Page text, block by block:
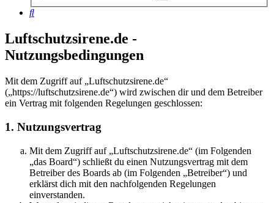
Suche
Luftschutzsirene.de -
Nutzungsbedingungen
Mit dem Zugriff auf „Luftschutzsirene.de“
(„https://luftschutzsirene.de“) wird zwischen dir und dem Betreiber
ein Vertrag mit folgenden Regelungen geschlossen:
1. Nutzungsvertrag
Mit dem Zugriff auf „Luftschutzsirene.de“ (im Folgenden
„das Board“) schließt du einen Nutzungsvertrag mit dem
Betreiber des Boards ab (im Folgenden „Betreiber“) und
erklärst dich mit den nachfolgenden Regelungen
einverstanden.